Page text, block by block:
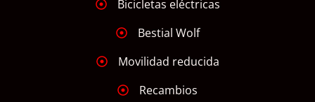
Bicicletas eléctricas
Bestial Wolf
Movilidad reducida
Recambios